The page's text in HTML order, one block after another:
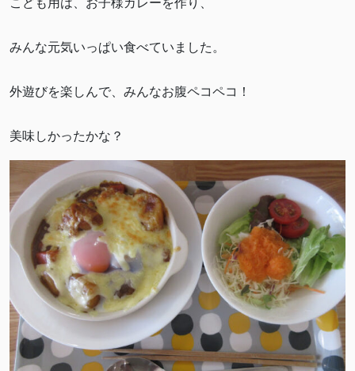
こども用は、お子様カレーを作り、
みんな元気いっぱい食べていました。
外遊びを楽しんで、みんなお腹ペコペコ！
美味しかったかな？